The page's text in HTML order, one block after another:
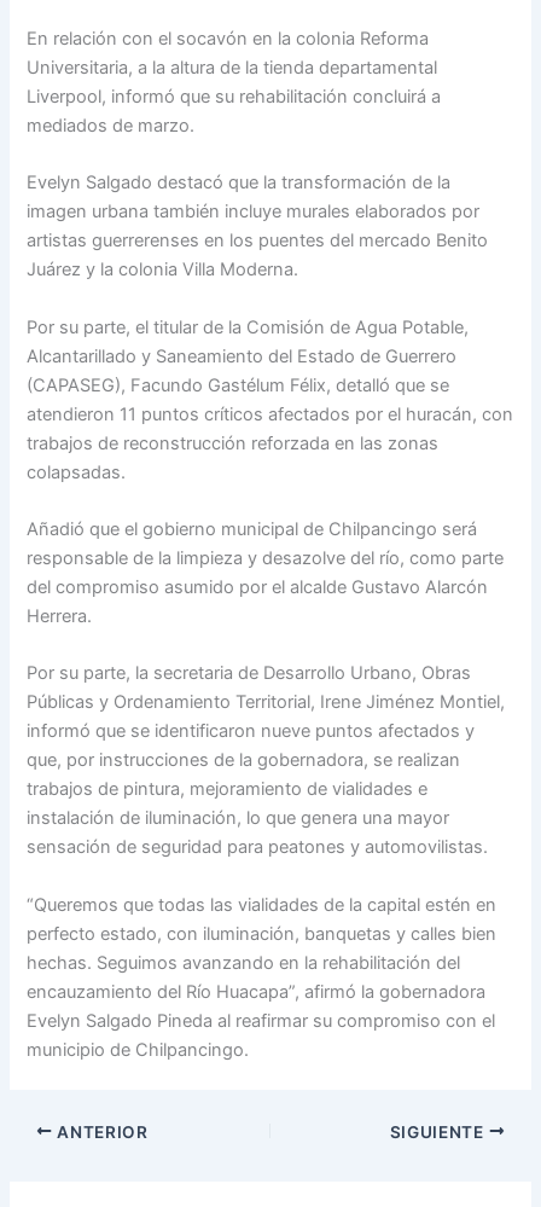
En relación con el socavón en la colonia Reforma
Universitaria, a la altura de la tienda departamental
Liverpool, informó que su rehabilitación concluirá a
mediados de marzo.
Evelyn Salgado destacó que la transformación de la
imagen urbana también incluye murales elaborados por
artistas guerrerenses en los puentes del mercado Benito
Juárez y la colonia Villa Moderna.
Por su parte, el titular de la Comisión de Agua Potable,
Alcantarillado y Saneamiento del Estado de Guerrero
(CAPASEG), Facundo Gastélum Félix, detalló que se
atendieron 11 puntos críticos afectados por el huracán, con
trabajos de reconstrucción reforzada en las zonas
colapsadas.
Añadió que el gobierno municipal de Chilpancingo será
responsable de la limpieza y desazolve del río, como parte
del compromiso asumido por el alcalde Gustavo Alarcón
Herrera.
Por su parte, la secretaria de Desarrollo Urbano, Obras
Públicas y Ordenamiento Territorial, Irene Jiménez Montiel,
informó que se identificaron nueve puntos afectados y
que, por instrucciones de la gobernadora, se realizan
trabajos de pintura, mejoramiento de vialidades e
instalación de iluminación, lo que genera una mayor
sensación de seguridad para peatones y automovilistas.
“Queremos que todas las vialidades de la capital estén en
perfecto estado, con iluminación, banquetas y calles bien
hechas. Seguimos avanzando en la rehabilitación del
encauzamiento del Río Huacapa”, afirmó la gobernadora
Evelyn Salgado Pineda al reafirmar su compromiso con el
municipio de Chilpancingo.
ANTERIOR SIGUIENTE